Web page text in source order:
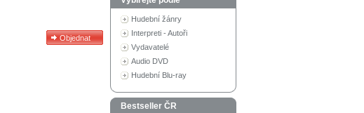
Hudební žánry
Interpreti - Autoři
Vydavatelé
Audio DVD
Hudební Blu-ray
Bestseller ČR